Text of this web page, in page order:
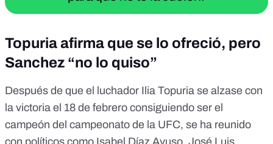
Topuria afirma que se lo ofreció, pero
Sanchez “no lo quiso”
Después de que el luchador Ilia Topuria se alzase con
la victoria el 18 de febrero consiguiendo ser el
campeón del campeonato de la UFC, se ha reunido